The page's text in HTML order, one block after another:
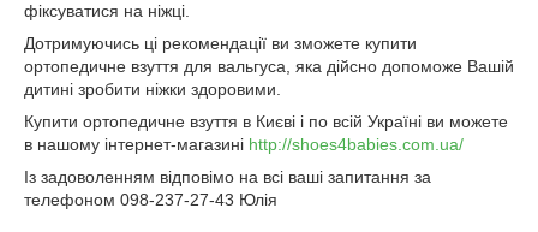
фіксуватися на ніжці.
Дотримуючись ці рекомендації ви зможете купити
ортопедичне взуття для вальгуса, яка дійсно допоможе Вашій
дитині зробити ніжки здоровими.
Купити ортопедичне взуття в Києві і по всій Україні ви можете
в нашому інтернет-магазині http://shoes4babies.com.ua/
Із задоволенням відповімо на всі ваші запитання за
телефоном 098-237-27-43 Юлія